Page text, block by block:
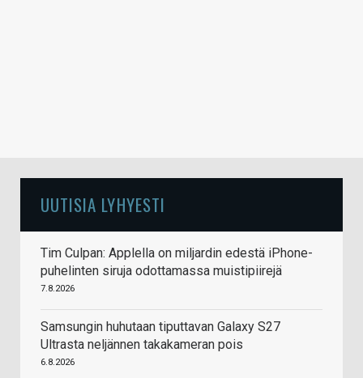
UUTISIA LYHYESTI
Tim Culpan: Applella on miljardin edestä iPhone-
puhelinten siruja odottamassa muistipiirejä
7.8.2026
Samsungin huhutaan tiputtavan Galaxy S27
Ultrasta neljännen takakameran pois
6.8.2026